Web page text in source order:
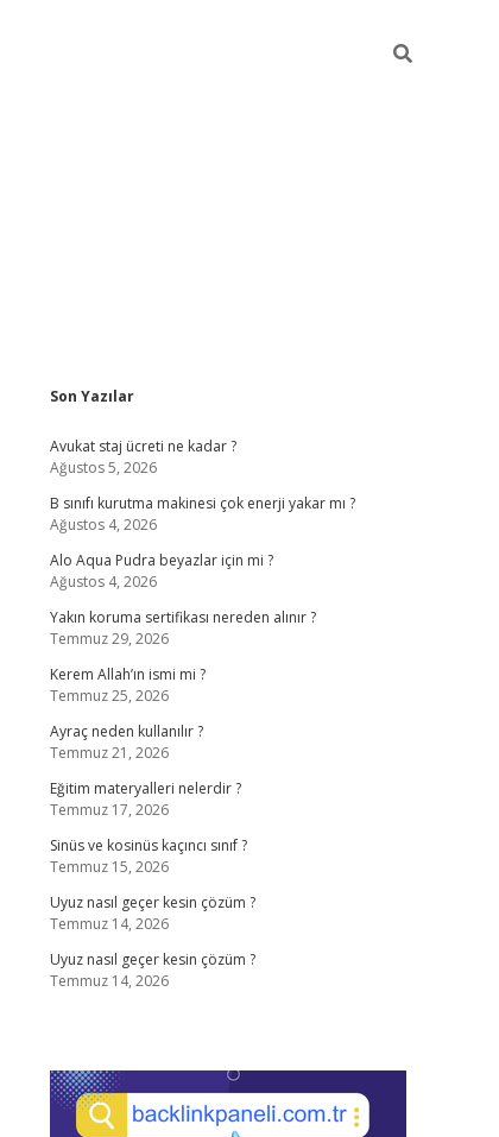
Sidebar
Son Yazılar
Avukat staj ücreti ne kadar ?
Ağustos 5, 2026
B sınıfı kurutma makinesi çok enerji yakar mı ?
Ağustos 4, 2026
Alo Aqua Pudra beyazlar için mi ?
Ağustos 4, 2026
Yakın koruma sertifikası nereden alınır ?
Temmuz 29, 2026
Kerem Allah’ın ismi mi ?
Temmuz 25, 2026
Ayraç neden kullanılır ?
Temmuz 21, 2026
Eğitim materyalleri nelerdir ?
Temmuz 17, 2026
Sinüs ve kosinüs kaçıncı sınıf ?
Temmuz 15, 2026
Uyuz nasıl geçer kesin çözüm ?
Temmuz 14, 2026
Uyuz nasıl geçer kesin çözüm ?
Temmuz 14, 2026